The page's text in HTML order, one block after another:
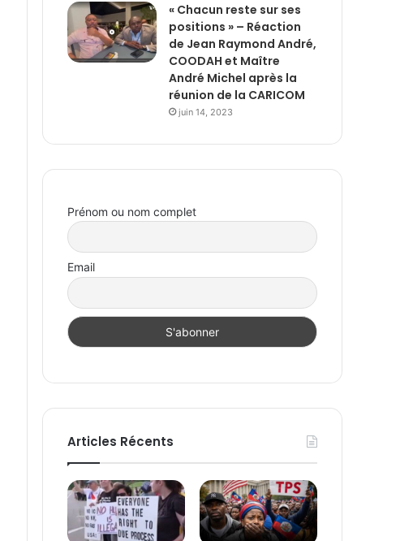
« Chacun reste sur ses
positions » – Réaction
de Jean Raymond André,
COODAH et Maître
André Michel après la
réunion de la CARICOM
juin 14, 2023
Prénom ou nom complet
Email
Articles Récents